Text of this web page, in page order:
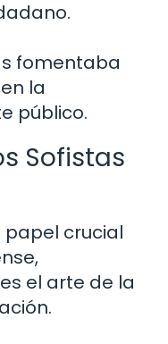
fomentaba
la
público.
Sofistas
papel crucial
el arte de la